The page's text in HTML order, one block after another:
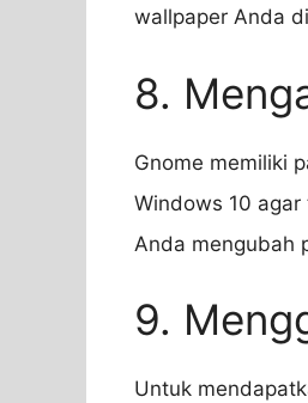
wallpaper Anda
8.
Gnome memiliki
Windows 10
Anda mengubah
9.
Untuk